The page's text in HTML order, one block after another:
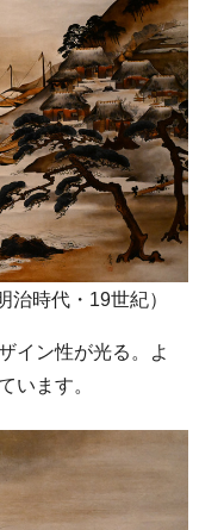
時代・19世紀）
イン性が光る。よ
います。